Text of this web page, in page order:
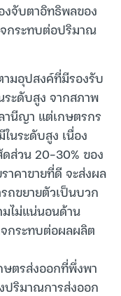
จับตาอิทธิพลของ
กระทบต่อปริมาณ
ามอุปสงค์ที่มีรองรับ
ระดับสูง จากสภาพ
านีญา แต่เกษตรกร
นระดับสูง เนื่อง
ดส่วน 20-30% ของ
าคาขายที่ดี จะส่งผล
ถขยายตัวเป็นบวก
มไม่แน่นอนด้าน
กระทบต่อผลผลิต
ษตรส่งออกที่พึ่งพา
ปริมาณการส่งออก